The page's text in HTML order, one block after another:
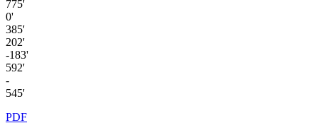
775'
0'
385'
202'
-183'
592'
-
545'
PDF